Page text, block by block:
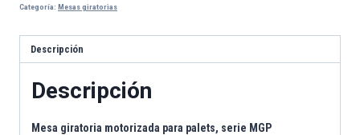
Categoría: Mesas giratorias
Descripción
Descripción
Mesa giratoria motorizada para palets, serie MGP